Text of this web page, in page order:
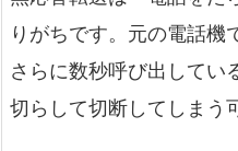
りがちです。元の電話機
さらに数秒呼び出してい
切らして切断してしまう